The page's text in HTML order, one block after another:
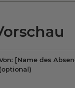
[Name des
(optional)